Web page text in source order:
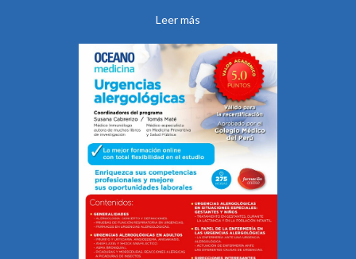
Leer más